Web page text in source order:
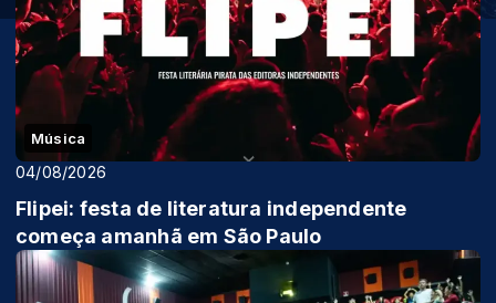
Música
04/08/2026
Flipei: festa de literatura independente
começa amanhã em São Paulo